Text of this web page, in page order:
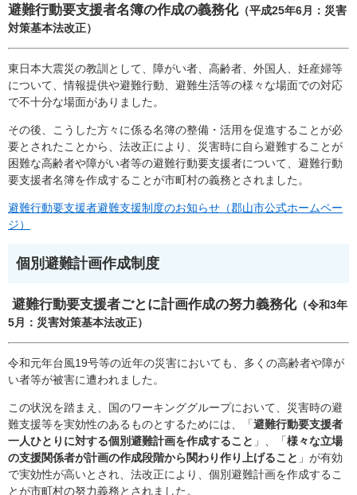
避難行動要支援者名簿の作成の義務化（平成25年6月：災害
対策基本法改正）​
東日本大震災の教訓として、障がい者、高齢者、外国人、妊産婦等
について、情報提供や避難行動、避難生活等の様々な場面での対応
で不十分な場面がありました。
その後、こうした方々に係る名簿の整備・活用を促進することが必
要とされたことから、法改正により、災害時に自ら避難することが
困難な高齢者や障がい者等の避難行動要支援者について、避難行動
要支援者名簿を作成することが市町村の義務とされました。
避難行動要支援者避難支援制度のお知らせ（郡山市公式ホームペー
ジ）
個別避難計画作成制度
避難行動要支援者ごとに計画作成の努力義務化（令和3年
5月：災害対策基本法改正）
令和元年台風19号等の近年の災害においても、多くの高齢者や障が
い者等が被害に遭われました。
この状況を踏まえ、国のワーキンググループにおいて、災害時の避
難支援等を実効性のあるものとするためには、「避難行動要支援者
一人ひとりに対する個別避難計画を作成すること 」、「様々な立場
の支援関係者が計画の作成段階から関わり作り上げること 」が有効
で実効性が高いとされ、法改正により、個別避難計画を作成するこ
とが市町村の努力義務とされました。